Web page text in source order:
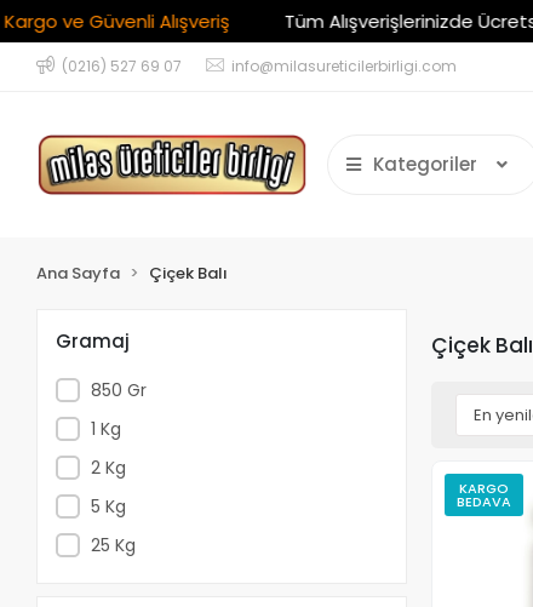
Alışveriş Tüm Alışverişlerinizde Ücretsiz Kargo
(0216) 527 69 07 info@milasureticilerbirligi.com
Kategoriler
Ana Sayfa Çiçek Balı
Gramaj
850 Gr
1 Kg
2 Kg
5 Kg
25 Kg
Çiçek Balı
KARGO
BEDAVA